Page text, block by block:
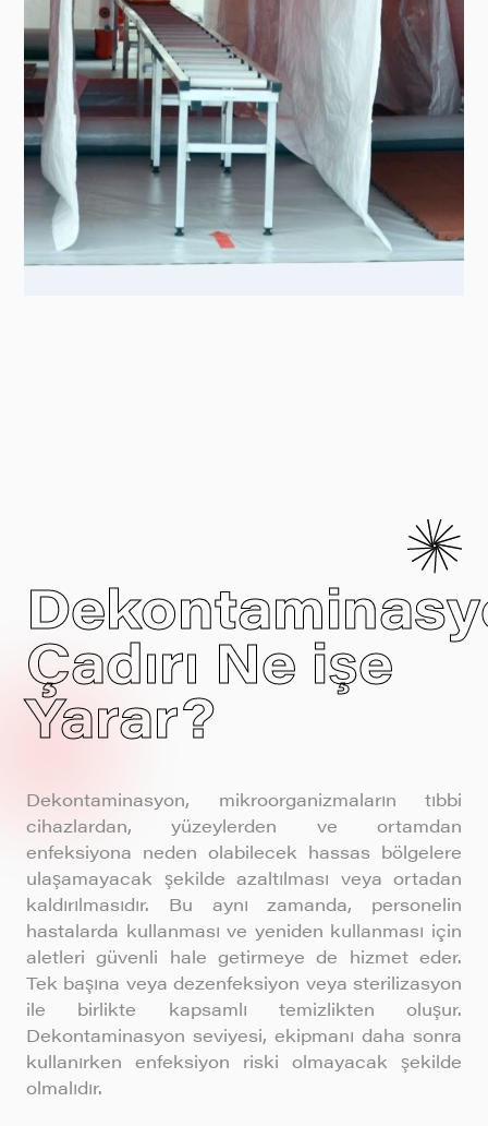
Çadırı Ne işe
Yarar?
Dekontaminasyon, mikroorganizmaların tıbbi
cihazlardan, yüzeylerden ve ortamdan
enfeksiyona neden olabilecek hassas bölgelere
ulaşamayacak şekilde azaltılması veya ortadan
kaldırılmasıdır. Bu aynı zamanda, personelin
hastalarda kullanması ve yeniden kullanması için
aletleri güvenli hale getirmeye de hizmet eder.
Tek başına veya dezenfeksiyon veya sterilizasyon
ile birlikte kapsamlı temizlikten oluşur.
Dekontaminasyon seviyesi, ekipmanı daha sonra
kullanırken enfeksiyon riski olmayacak şekilde
olmalıdır.